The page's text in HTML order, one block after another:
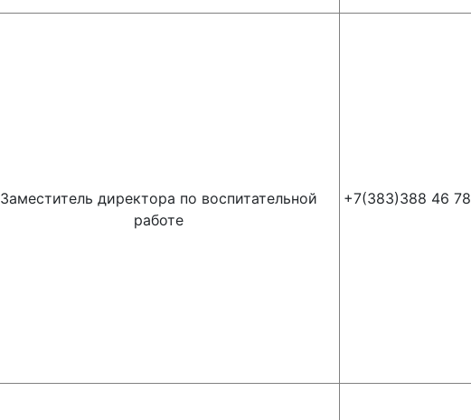
Заместитель директора по воспитательной
работе
+7(383)388 46 78